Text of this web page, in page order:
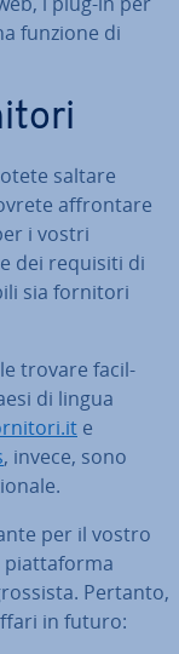
funzione di
saltare
af­fron­ta­re
i vostri
dei requisiti di
sia fornitori
trovare fa­cil­
di lingua
e
, invece, sono
per il vostro
piat­ta­for­ma
Pertanto,
in futuro: